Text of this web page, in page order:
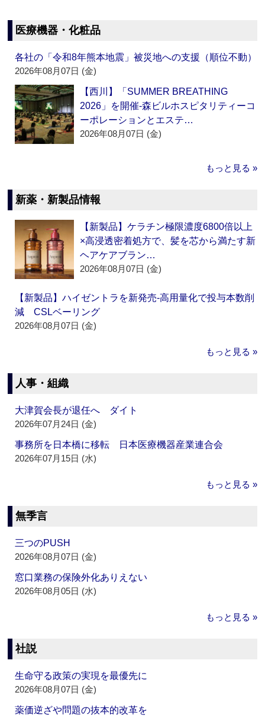
医療機器・化粧品
各社の「令和8年熊本地震」被災地への支援（順位不動）
2026年08月07日 (金)
【西川】「SUMMER BREATHING
2026」を開催‐森ビルホスピタリティーコ
ーポレーションとエステ…
2026年08月07日 (金)
もっと見る »
新薬・新製品情報
【新製品】ケラチン極限濃度6800倍以上
×高浸透密着処方で、髪を芯から満たす新
ヘアケアブラン…
2026年08月07日 (金)
【新製品】ハイゼントラを新発売‐高用量化で投与本数削
減 CSLベーリング
2026年08月07日 (金)
もっと見る »
人事・組織
大津賀会長が退任へ ダイト
2026年07月24日 (金)
事務所を日本橋に移転 日本医療機器産業連合会
2026年07月15日 (水)
もっと見る »
無季言
三つのPUSH
2026年08月07日 (金)
窓口業務の保険外化ありえない
2026年08月05日 (水)
もっと見る »
社説
生命守る政策の実現を最優先に
2026年08月07日 (金)
薬価逆ざや問題の抜本的改革を